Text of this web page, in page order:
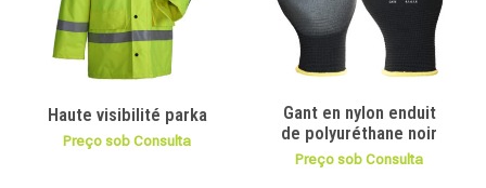
Haute visibilité parka
Preço sob Consulta
Gant en nylon enduit
de polyuréthane noir
Preço sob Consulta